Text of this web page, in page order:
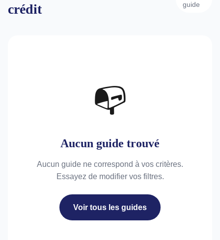
crédit
guide
📭
Aucun guide trouvé
Aucun guide ne correspond à vos critères.
Essayez de modifier vos filtres.
Voir tous les guides